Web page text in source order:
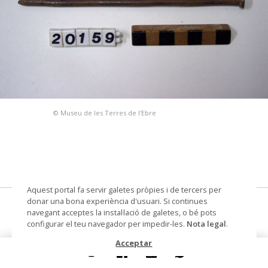
© Museu de les Terres de l'Ebre
tatxa d'entrebigar
Materials i tècniques ferro
Aquest portal fa servir galetes pròpies i de tercers per
donar una bona experiència d'usuari. Si continues
navegant acceptes la instal·lació de galetes, o bé pots
configurar el teu navegador per impedir-les. Nota legal.
Acceptar